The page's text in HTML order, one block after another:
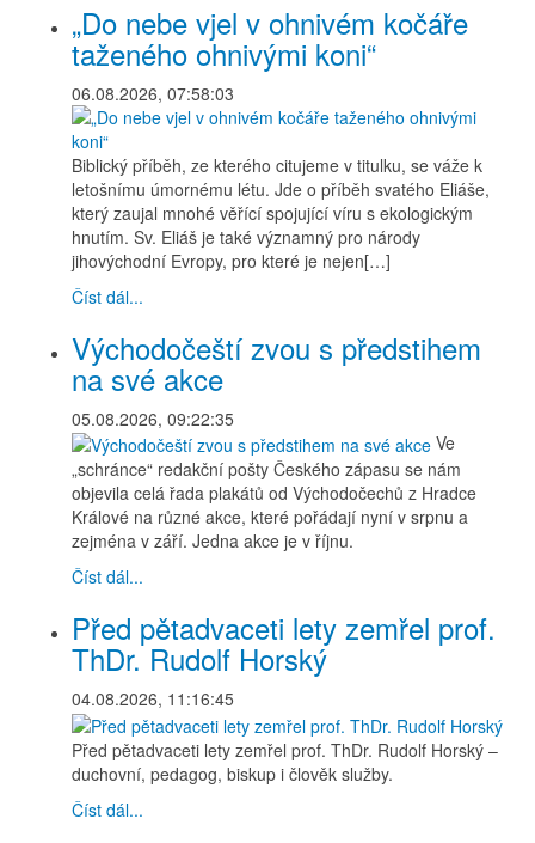
„Do nebe vjel v ohnivém kočáře
taženého ohnivými koni“
06.08.2026, 07:58:03
Biblický příběh, ze kterého citujeme v titulku, se váže k
letošnímu úmornému létu. Jde o příběh svatého Eliáše,
který zaujal mnohé věřící spojující víru s ekologickým
hnutím. Sv. Eliáš je také významný pro národy
jihovýchodní Evropy, pro které je nejen[…]
Číst dál...
Východočeští zvou s předstihem
na své akce
05.08.2026, 09:22:35
Ve
„schránce“ redakční pošty Českého zápasu se nám
objevila celá řada plakátů od Východočechů z Hradce
Králové na různé akce, které pořádají nyní v srpnu a
zejména v září. Jedna akce je v říjnu.
Číst dál...
Před pětadvaceti lety zemřel prof.
ThDr. Rudolf Horský
04.08.2026, 11:16:45
Před pětadvaceti lety zemřel prof. ThDr. Rudolf Horský –
duchovní, pedagog, biskup i člověk služby.
Číst dál...